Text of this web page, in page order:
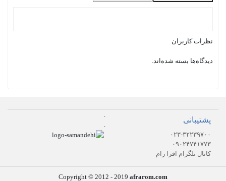
نظرات کاربران
دیدگاه‌ها بسته شده‌اند.
پشتیبانی
۰۲۳-۳۲۲۳۹۷۰۰
۰۹۰۲۴۷۴۱۷۷۳
کانال تلگرام افرا رام
.
.
Copyright © 2012 - 2019 afrarom.com